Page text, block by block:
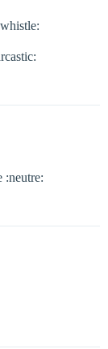
:neutre: